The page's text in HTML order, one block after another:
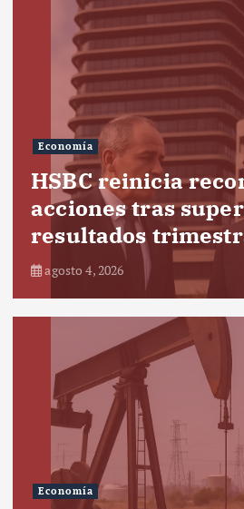
Economía
HSBC reinicia
acciones tras
resultados
agosto 4, 2026
Economía